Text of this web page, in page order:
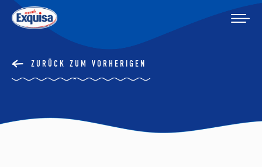
ZURÜCK ZUM VORHERIGEN